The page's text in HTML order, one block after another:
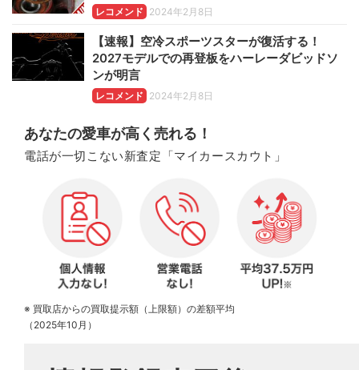
レコメンド 2024年2月8日
【速報】空冷スポーツスターが復活する！
2027モデルでの再登板をハーレーダビッドソ
ンが明言
レコメンド 2024年2月8日
あなたの愛車が高く売れる！
電話が一切こない新査定「マイカースカウト」
※ 買取店からの買取提示額（上限額）の差額平均
（2025年10月）